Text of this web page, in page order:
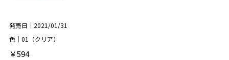
発売日｜2021/01/31
色｜01（クリア）
￥594